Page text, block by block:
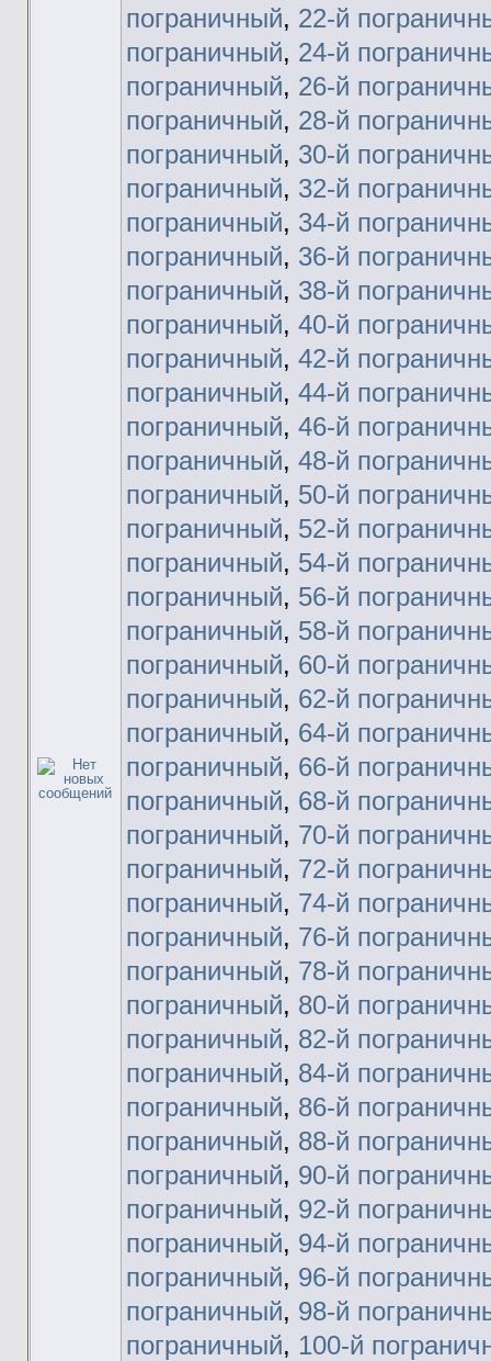
пограничный, 22-й
пограничный, 24-й
пограничный, 26-й
пограничный, 28-й
пограничный, 30-й
пограничный, 32-й
пограничный, 34-й
пограничный, 36-й
пограничный, 38-й
пограничный, 40-й
пограничный, 42-й
пограничный, 44-й
пограничный, 46-й
пограничный, 48-й
пограничный, 50-й
пограничный, 52-й
пограничный, 54-й
пограничный, 56-й
пограничный, 58-й
пограничный, 60-й
пограничный, 62-й
пограничный, 64-й
пограничный, 66-й
пограничный, 68-й
пограничный, 70-й
пограничный, 72-й
пограничный, 74-й
пограничный, 76-й
пограничный, 78-й
пограничный, 80-й
пограничный, 82-й
пограничный, 84-й
пограничный, 86-й
пограничный, 88-й
пограничный, 90-й
пограничный, 92-й
пограничный, 94-й
пограничный, 96-й
пограничный, 98-й
пограничный, 100-й